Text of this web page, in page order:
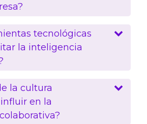
tecnológicas
la inteligencia
la cultura
en la